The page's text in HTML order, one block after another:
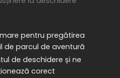
pentru pregătirea
de parcul de aventură
de deschidere și ne
corect